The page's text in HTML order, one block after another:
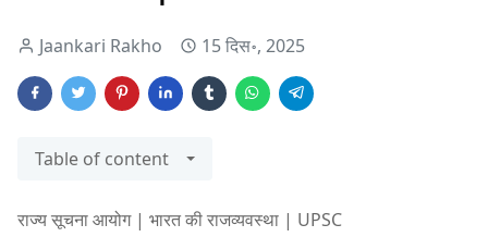
Jaankari Rakho 15 दिस॰, 2025
Table of content
राज्य सूचना आयोग | भारत की राजव्यवस्था | UPSC